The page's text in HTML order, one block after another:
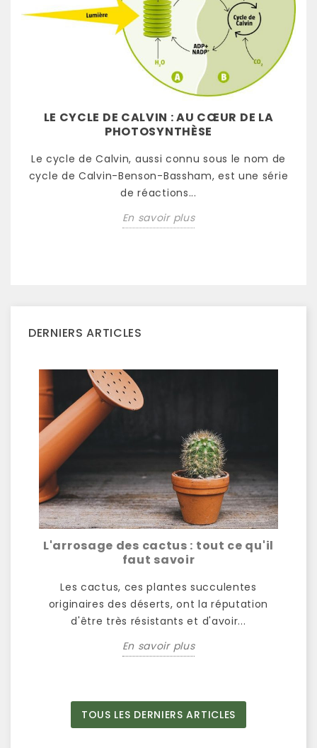
LE CYCLE DE CALVIN : AU CŒUR DE LA
PHOTOSYNTHÈSE
Le cycle de Calvin, aussi connu sous le nom de
cycle de Calvin-Benson-Bassham, est une série
de réactions...
En savoir plus
DERNIERS ARTICLES
L'arrosage des cactus : tout ce qu'il
faut savoir
Les cactus, ces plantes succulentes
originaires des déserts, ont la réputation
d'être très résistants et d'avoir...
En savoir plus
TOUS LES DERNIERS ARTICLES